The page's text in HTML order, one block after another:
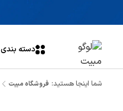
دسته بندی
شما اینجا هستید: فروشگاه مبیت